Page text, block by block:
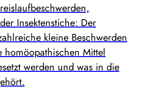
Insektenstiche: Der
kleine Beschwerden
homöopathischen Mittel
werden und was in die